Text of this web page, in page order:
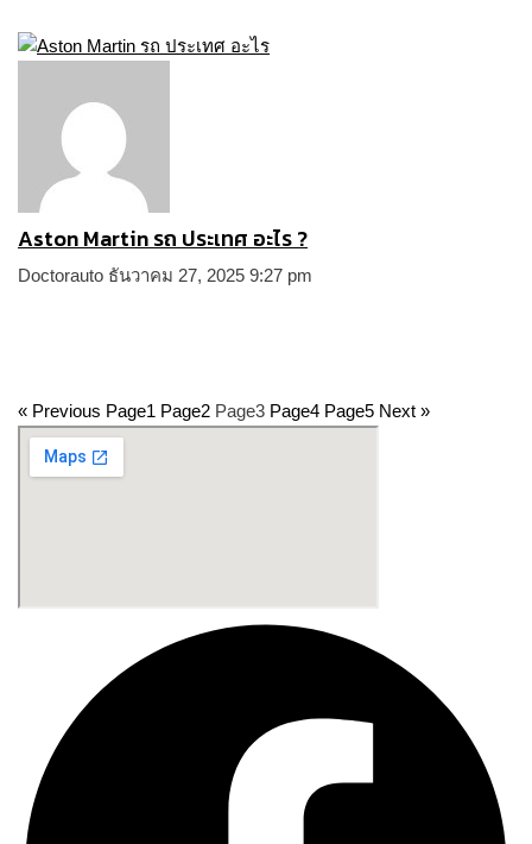
Aston Martin รถ ประเทศ อะไร ?
Doctorauto ธันวาคม 27, 2025 9:27 pm
« Previous Page1 Page2 Page3 Page4 Page5 Next »